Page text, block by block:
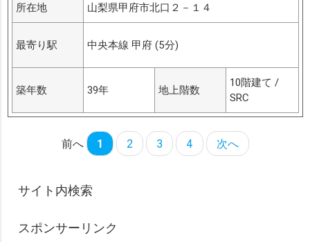
所在地 山梨県甲府市北口２－１４
最寄り駅 中央本線 甲府 (5分)
築年数 39年 地上階数
10階建て /
SRC
前へ 1 2 3 4 次へ
サイト内検索
スポンサーリンク